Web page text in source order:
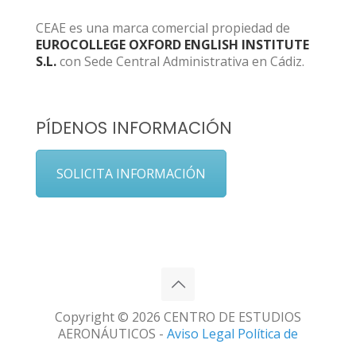
CEAE es una marca comercial propiedad de
EUROCOLLEGE OXFORD ENGLISH INSTITUTE
S.L.con Sede Central Administrativa en Cádiz.
PÍDENOS INFORMACIÓN
SOLICITA INFORMACIÓN
Copyright © 2026 CENTRO DE ESTUDIOS
AERONÁUTICOS - Aviso Legal Política de